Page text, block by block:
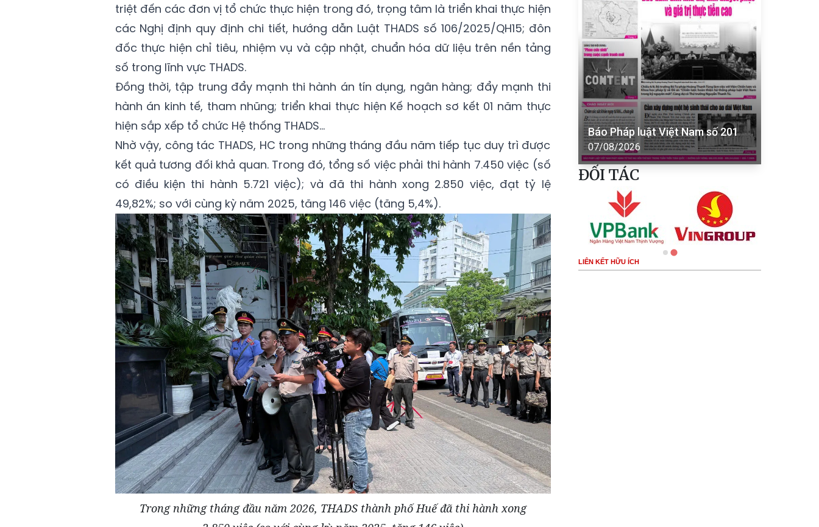
triệt đến các đơn vị tổ chức thực hiện trong đó, trọng tâm là triển khai thực hiện
các Nghị định quy định chi tiết, hướng dẫn Luật THADS số 106/2025/QH15; đôn
đốc thực hiện chỉ tiêu, nhiệm vụ và cập nhật, chuẩn hóa dữ liệu trên nền tảng
số trong lĩnh vực THADS.
Đồng thời, tập trung đẩy mạnh thi hành án tín dụng, ngân hàng; đẩy mạnh thi
hành án kinh tế, tham nhũng; triển khai thực hiện Kế hoạch sơ kết 01 năm thực
hiện sắp xếp tổ chức Hệ thống THADS…
Nhờ vậy, công tác THADS, HC trong những tháng đầu năm tiếp tục duy trì được
kết quả tương đối khả quan. Trong đó, tổng số việc phải thi hành 7.450 việc (số
có điều kiện thi hành 5.721 việc); và đã thi hành xong 2.850 việc, đạt tỷ lệ
49,82%; so với cùng kỳ năm 2025, tăng 146 việc (tăng 5,4%).
Trong những tháng đầu năm 2026, THADS thành phố Huế đã thi hành xong
Báo Pháp luật Việt Nam số 201
07/08/2026
ĐỐI TÁC
LIÊN KẾT HỮU ÍCH